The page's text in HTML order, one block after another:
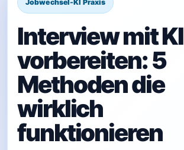
Interview mit KI
vorbereiten: 5
Methoden die
wirklich
funktionieren